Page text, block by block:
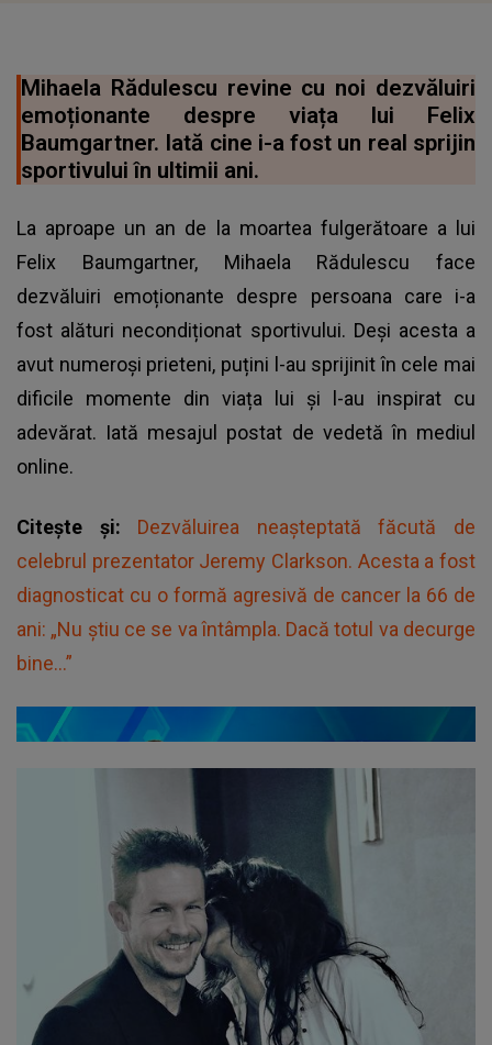
Mihaela Rădulescu revine cu noi dezvăluiri
emoționante despre viața lui Felix
Baumgartner. Iată cine i-a fost un real sprijin
sportivului în ultimii ani.
La aproape un an de la moartea fulgerătoare a lui
Felix Baumgartner, Mihaela Rădulescu face
dezvăluiri emoționante despre persoana care i-a
fost alături necondiționat sportivului. Deși acesta a
avut numeroși prieteni, puțini l-au sprijinit în cele mai
dificile momente din viața lui și l-au inspirat cu
adevărat. Iată mesajul postat de vedetă în mediul
online.
Citește și: Dezvăluirea neașteptată făcută de
celebrul prezentator Jeremy Clarkson. Acesta a fost
diagnosticat cu o formă agresivă de cancer la 66 de
ani: „Nu știu ce se va întâmpla. Dacă totul va decurge
bine...”